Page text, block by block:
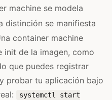
machine se modela
distinción se manifiesta
container machine
init de la imagen, como
que puedes registrar
probar tu aplicación bajo
systemctl start